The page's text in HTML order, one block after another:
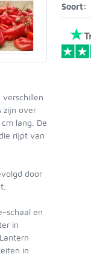
zijn over
lang. De
rijpt van
door
schaal en
in
in
Soort: